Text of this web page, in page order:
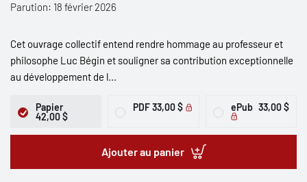
Parution: 18 février 2026
Cet ouvrage collectif entend rendre hommage au professeur et
philosophe Luc Bégin et souligner sa contribution exceptionnelle
au développement de l...
Papier
42,00 $
PDF 33,00 $ ePub 33,00 $
Ajouter au panier